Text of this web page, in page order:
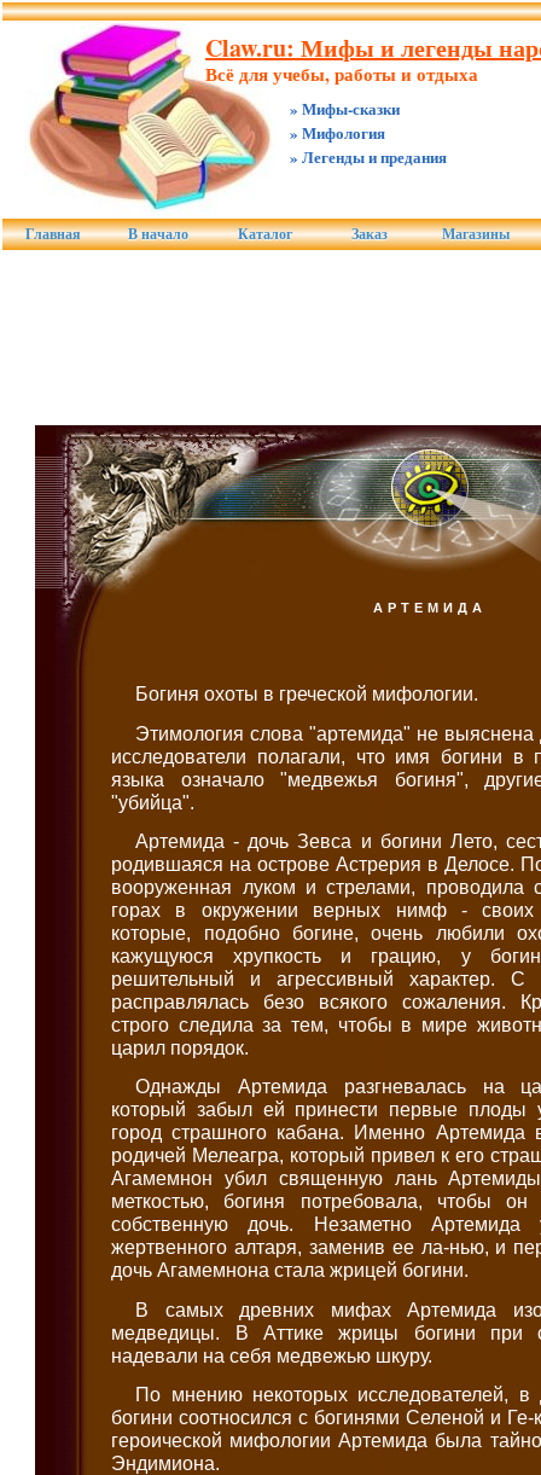
Claw.ru: Мифы и легенды
Всё для учебы, работы и отдыха
» Мифы-сказки
» Мифология
» Легенды и предания
Главная В начало Каталог Заказ Магазины
АРТЕМИДА
Богиня охоты в греческой мифологии.
Этимология слова "артемида" не
исследователи полагали, что имя богини в
языка означало "медвежья богиня",
"убийца".
Артемида - дочь Зевса и богини Лето,
родившаяся на острове Астрерия в Делосе.
вооруженная луком и стрелами,
горах в окружении верных нимф - своих
которые, подобно богине, очень любили
кажущуюся хрупкость и грацию, у
решительный и агрессивный характер. С
расправлялась безо всякого сожаления.
строго следила за тем, чтобы в мире
царил порядок.
Однажды Артемида разгневалась на
который забыл ей принести первые плоды
город страшного кабана. Именно Артемида
родичей Мелеагра, который привел к его
Агамемнон убил священную лань
меткостью, богиня потребовала, чтобы
собственную дочь. Незаметно
жертвенного алтаря, заменив ее ла-нью, и
дочь Агамемнона стала жрицей богини.
В самых древних мифах Артемида
медведицы. В Аттике жрицы богини при
надевали на себя медвежью шкуру.
По мнению некоторых исследователей,
богини соотносился с богинями Селеной и
героической мифологии Артемида была
Эндимиона.